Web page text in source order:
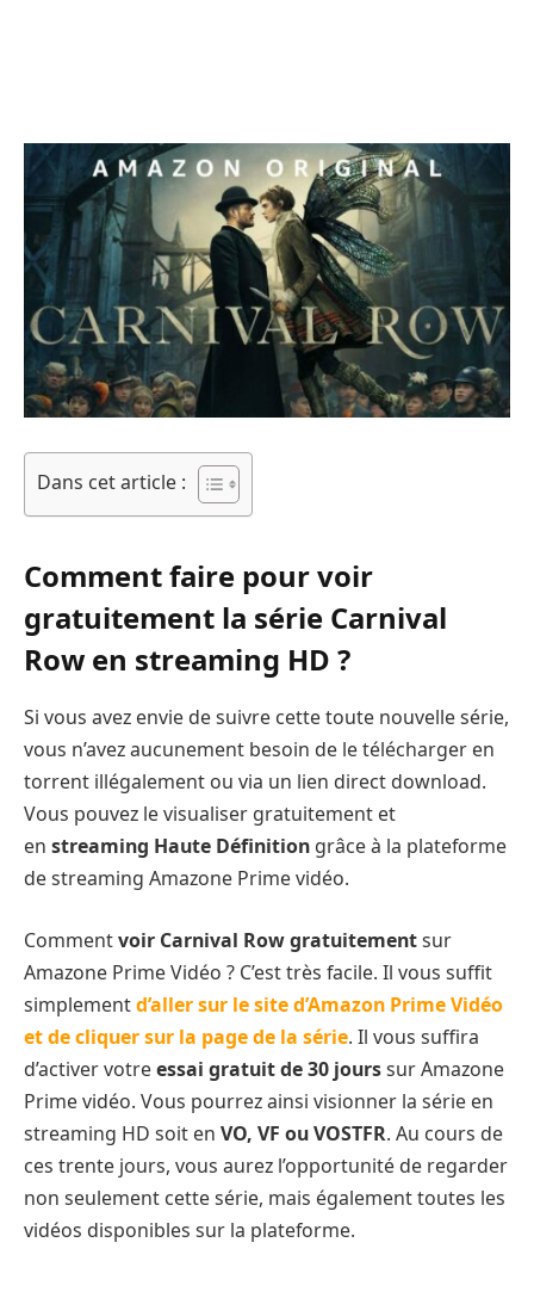
Dans cet article :
Comment faire pour voir
gratuitement la série Carnival
Row en streaming HD ?
Si vous avez envie de suivre cette toute nouvelle série,
vous n’avez aucunement besoin de le télécharger en
torrent illégalement ou via un lien direct download.
Vous pouvez le visualiser gratuitement et
en streaming Haute Définition grâce à la plateforme
de streaming Amazone Prime vidéo.
Commentvoir Carnival Row gratuitementsur
Amazone Prime Vidéo ? C’est très facile. Il vous suffit
simplementd’aller sur le site d’Amazon Prime Vidéo
et de cliquer sur la page de la série. Il vous suffira
d’activer votreessai gratuit de 30 jourssur Amazone
Prime vidéo. Vous pourrez ainsi visionner la série en
streaming HD soit en VO, VF ou VOSTFR. Au cours de
ces trente jours, vous aurez l’opportunité de regarder
non seulement cette série, mais également toutes les
vidéos disponibles sur la plateforme.